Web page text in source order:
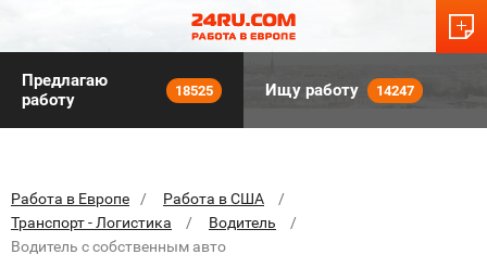
Предлагаю
работу
18525 Ищу работу 14247
Работа в Европе
Работа в США
Транспорт - Логистика
Водитель
Водитель с собственным авто